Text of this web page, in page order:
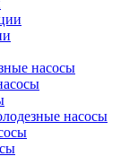
насосы
насосы